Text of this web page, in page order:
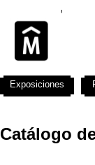
Catálogo
Exposiciones